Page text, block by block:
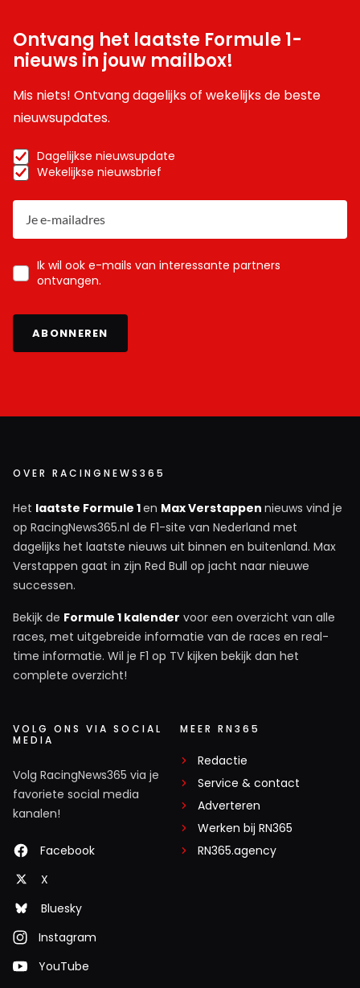
Ontvang het laatste Formule 1-
nieuws in jouw mailbox!
Mis niets! Ontvang dagelijks of wekelijks de beste
nieuwsupdates.
Dagelijkse nieuwsupdate
Wekelijkse nieuwsbrief
Ik wil ook e-mails van interessante partners
ontvangen.
ABONNEREN
OVER RACINGNEWS365
Het laatste Formule 1en Max Verstappen nieuws vind je
op RacingNews365.nl de F1-site van Nederland met
dagelijks het laatste nieuws uit binnen en buitenland. Max
Verstappen gaat in zijn Red Bull op jacht naar nieuwe
successen.
Bekijk de Formule 1 kalender voor een overzicht van alle
races, met uitgebreide informatie van de races en real-
time informatie. Wil je F1 op TV kijken bekijk dan het
complete overzicht!
VOLG ONS VIA SOCIAL
MEDIA
Volg RacingNews365 via je
favoriete social media
kanalen!
Facebook
X
Bluesky
Instagram
YouTube
MEER RN365
Redactie
Service & contact
Adverteren
Werken bij RN365
RN365.agency